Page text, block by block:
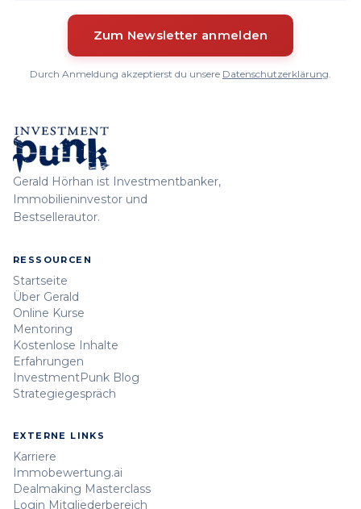
Durch Anmeldung akzeptierst du unsere Datenschutzerklärung.
Gerald Hörhan ist Investmentbanker,
Immobilieninvestor und
Bestsellerautor.
RESSOURCEN
Startseite
Über Gerald
Online Kurse
Mentoring
Kostenlose Inhalte
Erfahrungen
InvestmentPunk Blog
Strategiegespräch
EXTERNE LINKS
Karriere
Immobewertung.ai
Dealmaking Masterclass
Login Mitgliederbereich